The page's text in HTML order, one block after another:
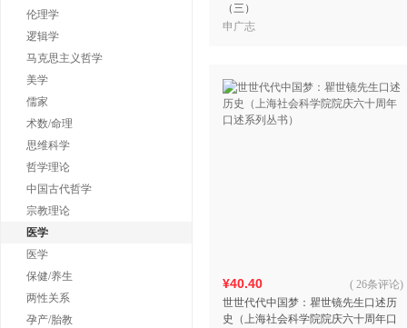
伦理学
逻辑学
马克思主义哲学
美学
儒家
术数/命理
思维科学
哲学理论
中国古代哲学
宗教理论
医学
医学
保健/养生
两性关系
孕产/胎教
（三）
申广志
¥40.40
世世代代中国梦：瞿世镜先生口述历
史（上海社会科学院院庆六十周年口
( 26条评论)